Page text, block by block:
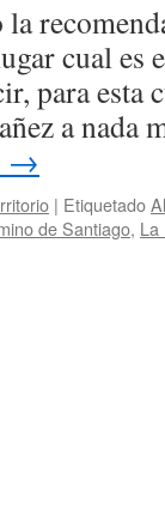
cual es
para esta
a nada
→
| Etiquetado
de Santiago, La